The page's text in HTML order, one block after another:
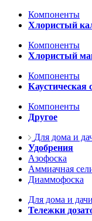
Компоненты
Хлористый
Компоненты
Хлористый
Компоненты
Каустическая
Компоненты
Другое
Для дома и
Удобрения
Азофоска
Аммиачная
Диаммофоска
Для дома и дачи
Тележки